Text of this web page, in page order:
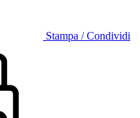
Stampa / Condividi